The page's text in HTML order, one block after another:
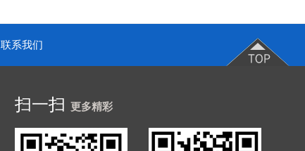
联系我们
扫一扫 更多精彩